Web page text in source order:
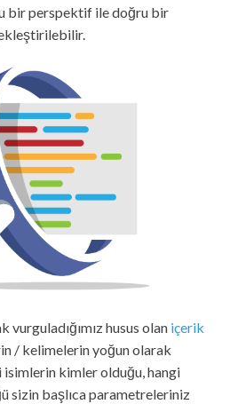
bir perspektif ile doğru bir
husus olan içerik
/ kelimelerin yoğun olarak
isimlerin kimler olduğu, hangi
sizin başlıca parametreleriniz